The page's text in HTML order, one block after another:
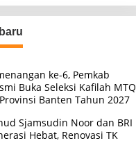
ke-6, Pemkab
Buka Seleksi Kafilah MTQ
Banten Tahun 2027
Sjamsudin Noor dan BRI
Hebat, Renovasi TK